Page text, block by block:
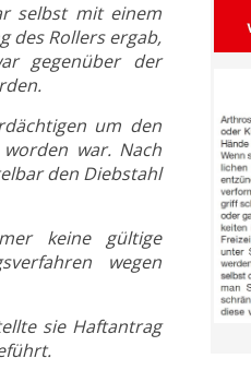
selbst mit einem
des Rollers ergab,
gegenüber der
um den
war. Nach
den Diebstahl
keine gültige
wegen
sie Haftantrag